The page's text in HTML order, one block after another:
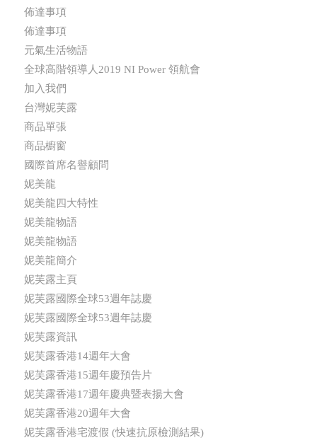
佈達事項
佈達事項
元氣生活物語
全球高階領導人2019 NI Power 領航會
加入我們
台灣妮芙露
商品單張
商品櫥窗
國際首席名譽顧問
妮美龍
妮美龍四大特性
妮美龍物語
妮美龍物語
妮美龍簡介
妮芙露主頁
妮芙露國際全球53週年誌慶
妮芙露國際全球53週年誌慶
妮芙露資訊
妮芙露香港14週年大會
妮芙露香港15週年慶預告片
妮芙露香港17週年慶典暨表揚大會
妮芙露香港20週年大會
妮芙露香港宅渡假 (快速抗原檢測結果)